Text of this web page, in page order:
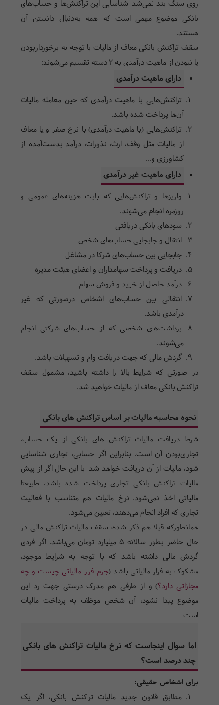
رو‌ی سنگ بند نمی‌شد. شناسایی این تراکنش‌ها و حساب‌ها‌ی
بانکی موضوع مهمی است که همه به‌دنبال دانستن آن
هستند.
سقف تراکنش بانکی معاف از مالیات با توجه به برخوردار‌بودن
یا نبودن از ماهیت درآمد‌ی به 2 دسته تقسیم می‌شوند:
دارای ماهیت درآمد‌ی
تراکنش‌ها‌یی با ماهیت درآمد‌ی که حین معامله مالیات
آن‌ها پرداخت شده باشد.
تراکنش‌ها‌یی (با ماهیت درآمد‌ی) با نرخ صفر و یا معاف
از مالیات مثل وقف، ارث، نذورات، درآمد بدست‌آمده از
کشاورزی و‌...
دارای ماهیت غیر درآمد‌ی
واریز‌ها و تراکنش‌ها‌یی که بابت هزینه‌ها‌ی عمومی و
روزمره انجام می‌شوند.
سود‌ها‌ی بانکی دریافتی
انتقال و جابجایی حساب‌ها‌ی شخص
جابجایی بین حساب‌ها‌ی شرکا در مشاغل
دریافت و پرداخت سهامداران و اعضا‌ی هیئت مدیره
درآمد حاصل از خرید و فروش سهام
انتقالی بین حساب‌ها‌ی اشخاص درصورتی که غیر
درآمد‌ی باشد.
برداشت‌ها‌ی شخصی که از حساب‌ها‌ی شرکتی انجام
می‌شوند.
گردش مالی که جهت دریافت وام و تسهیلات باشد.
در صورتی که شرایط بالا را داشته باشید، مشمول سقف
تراکنش بانکی معاف از مالیات خواهید شد.
نحوه محاسبه مالیات بر اساس تراکنش ها‌ی بانکی
شرط دریافت مالیات تراکنش ها‌ی بانکی از یک حساب،
تجاری‌بودن آن است. بنابراین اگر حسابی، تجاری شناسایی
شود، مالیات از آن دریافت خواهد شد. با این حال اگر از پیش
مالیات تراکنش بانکی تجاری پرداخت شده باشد، طبیعتا
مالیاتی اخذ نمی‌شود. نرخ مالیات هم متناسب با فعالیت
تجاری که افراد انجام می‌دهند، تعیین می‌شود.
همانطورکه قبلا هم ذکر شده، سقف مالیات تراکنش مالی در
حال حاضر بطور سالانه 5 میلیارد تومان می‌باشد. اگر فرد‌ی
گردش مالی داشته باشد که با توجه به شرایط موجود،
مشکوک به فرار مالیاتی باشد (جرم فرار مالیاتی چیست و چه
مجازاتی دارد؟) و از طرفی هم مدرک درستی جهت رد این
موضوع پیدا نشود، آن شخص موظف به پرداخت مالیات
است.
اما سوال اینجا‌ست که نرخ مالیات تراکنش ها‌ی بانکی
چند درصد است؟
برای اشخاص حقیقی:
مطابق قانون جدید مالیات تراکنش بانکی، اگر یک